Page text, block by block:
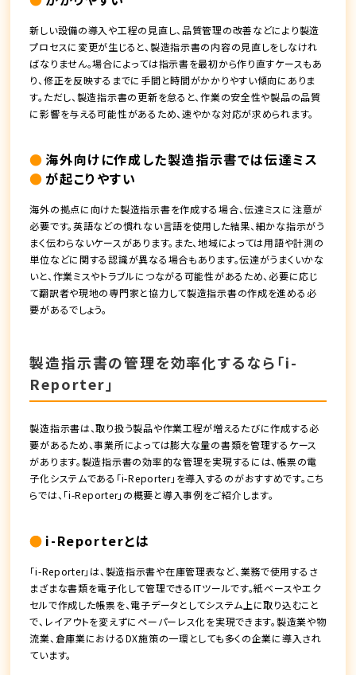
新しい設備の導入や工程の見直し、品質管理の改善などにより製造
プロセスに変更が生じると、製造指示書の内容の見直しをしなけれ
ばなりません。場合によっては指示書を最初から作り直すケースもあ
り、修正を反映するまでに手間と時間がかかりやすい傾向にありま
す。ただし、製造指示書の更新を怠ると、作業の安全性や製品の品質
に影響を与える可能性があるため、速やかな対応が求められます。
海外向けに作成した製造指示書では伝達ミス
が起こりやすい
海外の拠点に向けた製造指示書を作成する場合、伝達ミスに注意が
必要です。英語などの慣れない言語を使用した結果、細かな指示がう
まく伝わらないケースがあります。また、地域によっては用語や計測の
単位などに関する認識が異なる場合もあります。伝達がうまくいかな
いと、作業ミスやトラブルにつながる可能性があるため、必要に応じ
て翻訳者や現地の専門家と協力して製造指示書の作成を進める必
要があるでしょう。
製造指示書の管理を効率化するなら「i-
Reporter」
製造指示書は、取り扱う製品や作業工程が増えるたびに作成する必
要があるため、事業所によっては膨大な量の書類を管理するケース
があります。製造指示書の効率的な管理を実現するには、帳票の電
子化システムである「i-Reporter」を導入するのがおすすめです。こち
らでは、「i-Reporter」の概要と導入事例をご紹介します。
i-Reporterとは
「i-Reporter」は、製造指示書や在庫管理表など、業務で使用するさ
まざまな書類を電子化して管理できるITツールです。紙ベースやエク
セルで作成した帳票を、電子データとしてシステム上に取り込むこと
で、レイアウトを変えずにペーパーレス化を実現できます。製造業や物
流業、倉庫業におけるDX施策の一環としても多くの企業に導入され
ています。